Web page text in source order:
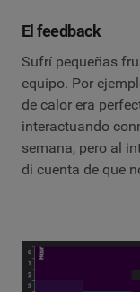
El feedback
Sufrí pequeñas
equipo. Por
de calor era
interactuando
semana, pero al
di cuenta de que